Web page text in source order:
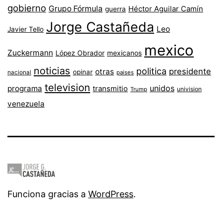
gobierno Grupo Fórmula guerra Héctor Aguilar Camín
Javier Tello Jorge Castañeda Leo
Zuckermann López Obrador mexicanos mexico
nacional noticias opinar otras paises politica presidente
programa television transmitio Trump unidos univision
venezuela
Funciona gracias a WordPress.